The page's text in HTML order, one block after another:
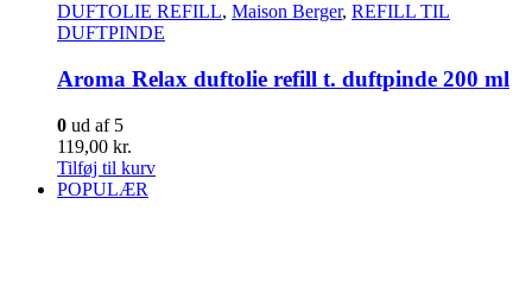
DUFTOLIE REFILL, Maison Berger, REFILL TIL
DUFTPINDE
Aroma Relax duftolie refill t. duftpinde 200 ml
0 ud af 5
119,00 kr.
Tilføj til kurv
POPULÆR